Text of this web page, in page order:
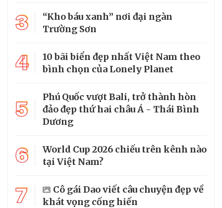
3
“Kho báu xanh” nơi đại ngàn
Trường Sơn
4
10 bãi biển đẹp nhất Việt Nam theo
bình chọn của Lonely Planet
5
Phú Quốc vượt Bali, trở thành hòn
đảo đẹp thứ hai châu Á - Thái Bình
Dương
6
World Cup 2026 chiếu trên kênh nào
tại Việt Nam?
7
Cô gái Dao viết câu chuyện đẹp về
khát vọng cống hiến